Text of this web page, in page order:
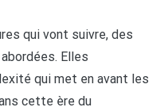
qui vont suivre, des
Elles
qui met en avant les
cette ère du